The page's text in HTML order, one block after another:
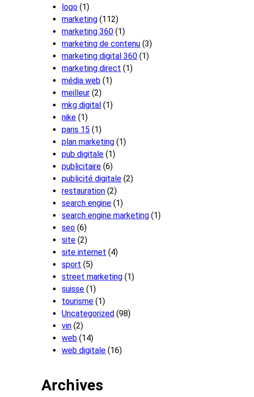
logo (1)
marketing (112)
marketing 360 (1)
marketing de contenu (3)
marketing digital 360 (1)
marketing direct (1)
média web (1)
meilleur (2)
mkg digital (1)
nike (1)
paris 15 (1)
plan marketing (1)
pub digitale (1)
publicitaire (6)
publicité digitale (2)
restauration (2)
search engine (1)
search engine marketing (1)
seo (6)
site (2)
site internet (4)
sport (5)
street marketing (1)
suisse (1)
tourisme (1)
Uncategorized (98)
vin (2)
web (14)
web digitale (16)
Archives